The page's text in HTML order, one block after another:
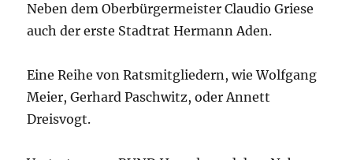
Neben dem Oberbürgermeister Claudio Griese
auch der erste Stadtrat Hermann Aden.
Eine Reihe von Ratsmitgliedern, wie Wolfgang
Meier, Gerhard Paschwitz, oder Annett
Dreisvogt.